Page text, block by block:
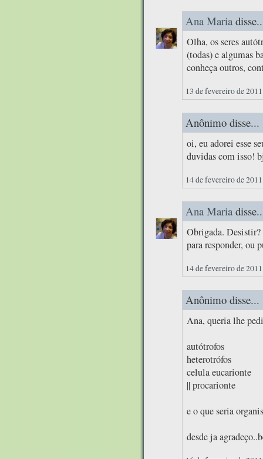
Ana Maria
Olha, os seres
(todas) e algumas
conheça outros,
13 de fevereiro de
Anônimo disse...
oi, eu adorei esse
duvidas com isso!
14 de fevereiro de
Ana Maria
Obrigada.
para responder, ou
14 de fevereiro de
Anônimo disse...
Ana, queria lhe
autótrofos
heterotrófos
celula eucarionte
|| procarionte
e o que seria
desde ja